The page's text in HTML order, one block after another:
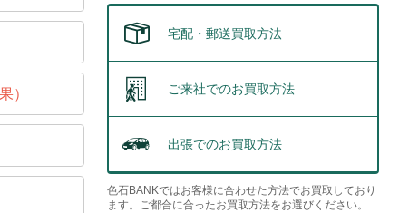
）
宅配・郵送買取方法
ご来社でのお買取方法
出張でのお買取方法
色石BANKではお客様に合わせた方法でお買取しており
ます。ご都合に合ったお買取方法をお選びください。